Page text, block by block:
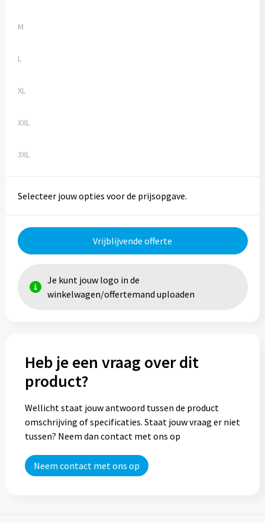
M
L
XL
XXL
3XL
Selecteer jouw opties voor de prijsopgave.
Vrijblijvende offerte
Je kunt jouw logo in de
winkelwagen/offertemand uploaden
Heb je een vraag over dit
product?
Wellicht staat jouw antwoord tussen de product
omschrijving of specificaties. Staat jouw vraag er niet
tussen? Neem dan contact met ons op
Neem contact met ons op